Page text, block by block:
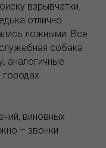
взрывчатки.
отлично
ложными. Все
собака
аналогичные
городах
виновных
– звонки